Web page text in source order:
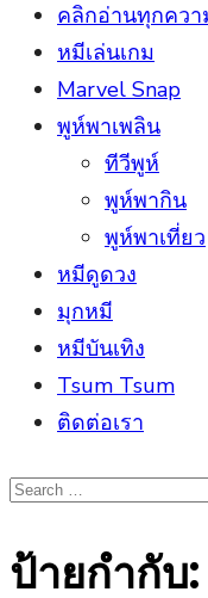
คลิกอ่านทุกควา
หมีเล่นเกม
Marvel Snap
พูห์พาเพลิน
ทีวีพูห์
พูห์พากิน
พูห์พาเที่ยว
หมีดูดวง
มุกหมี
หมีบันเทิง
Tsum Tsum
ติดต่อเรา
Search
ป้ายกำกับ: